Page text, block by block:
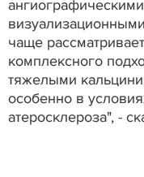
чаще
комплексного
тяжелыми
особенно в
атеросклероза", -